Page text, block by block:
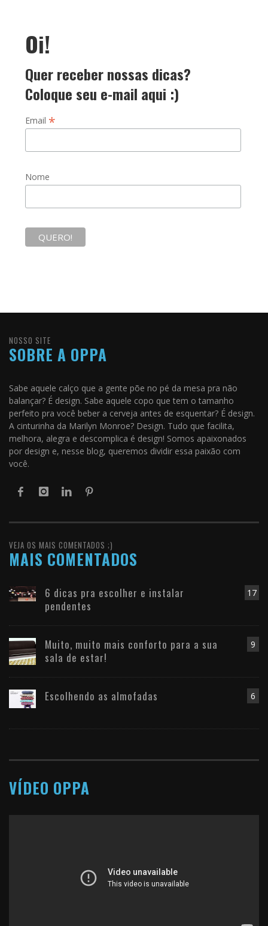
Oi!
Quer receber nossas dicas?
Coloque seu e-mail aqui :)
Email *
Nome
NOSSO SITE
SOBRE A OPPA
Sabe aquele calço que a gente põe no pé da mesa pra não
balançar? É design. Sabe aquele copo que tem o tamanho
perfeito pra você beber a cerveja antes de esquentar? É design.
A cinturinha da Marilyn Monroe? Design. Tudo que facilita,
melhora, alegra e descomplica é design! Somos apaixonados
por design e, nesse blog, queremos dividir essa paixão com
você.
VEJA OS MAIS COMENTADOS ;)
MAIS COMENTADOS
17
6 dicas pra escolher e instalar
pendentes
9
Muito, muito mais conforto para a sua
sala de estar!
6
Escolhendo as almofadas
VÍDEO OPPA